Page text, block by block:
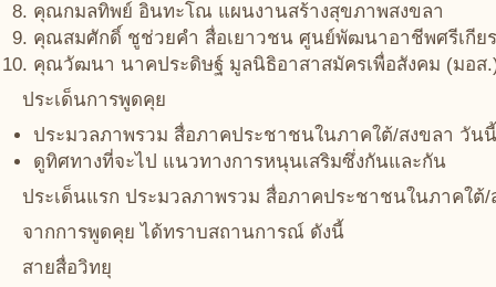
คุณกมลทิพย์ อินทะโณ แผนงานสร้างสุขภาพสงขลา
คุณสมศักดิ์ ชูช่วยคำ สื่อเยาวชน ศูนย์พัฒนาอาชีพศรีเกีย
คุณวัฒนา นาคประดิษฐ์ มูลนิธิอาสาสมัครเพื่อสังคม (มอส
ประเด็นการพูดคุย
ประมวลภาพรวม สื่อภาคประชาชนในภาคใต้/สงขลา วันนี้
ดูทิศทางที่จะไป แนวทางการหนุนเสริมซึ่งกันและกัน
ประเด็นแรก ประมวลภาพรวม สื่อภาคประชาชนในภาคใต้
จากการพูดคุย ได้ทราบสถานการณ์ ดังนี้
สายสื่อวิทยุ